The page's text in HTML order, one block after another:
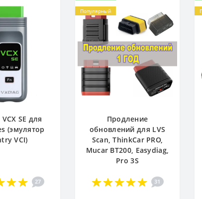
VCX SE для
(эмулятор
VCI)
27
Популярный
Продление
обновлений для LVS
Scan, ThinkCar PRO,
Mucar BT200, Easydiag,
Pro 3S
31